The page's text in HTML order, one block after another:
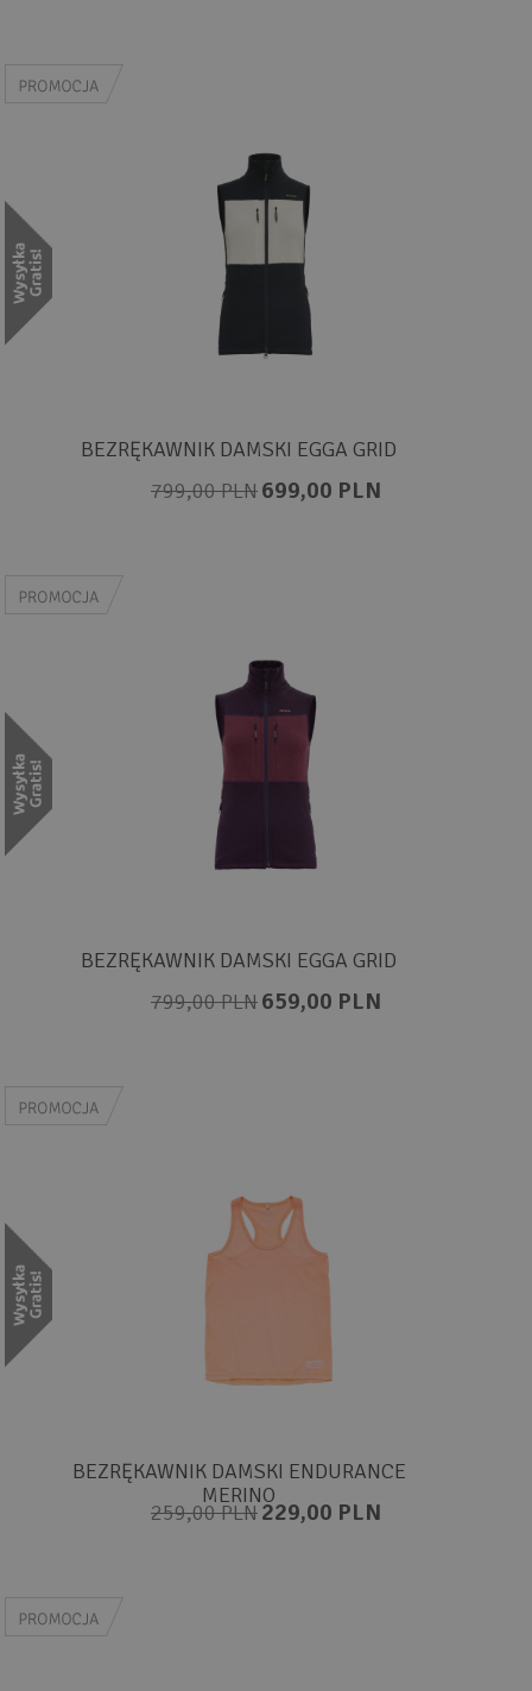
BEZRĘKAWNIK DAMSKI EGGA GRID
799,00 PLN699,00 PLN
BEZRĘKAWNIK DAMSKI EGGA GRID
799,00 PLN659,00 PLN
BEZRĘKAWNIK DAMSKI ENDURANCE
MERINO
259,00 PLN229,00 PLN